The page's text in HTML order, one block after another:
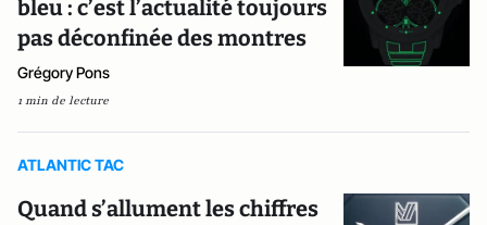
bleu : c’est l’actualité toujours
pas déconfinée des montres
Grégory Pons
1 min de lecture
ATLANTIC TAC
Quand s’allument les chiffres